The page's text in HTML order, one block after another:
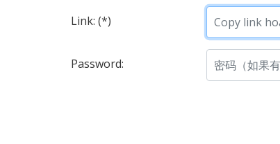
Link: (*)
Password: